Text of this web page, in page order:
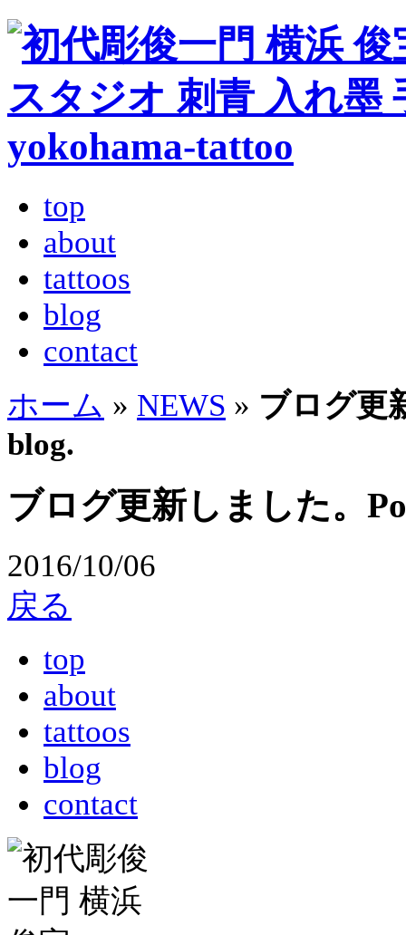
top
about
tattoos
blog
contact
ホーム » NEWS » ブログ更
blog.
ブログ更新しました。
2016/10/06
戻る
top
about
tattoos
blog
contact